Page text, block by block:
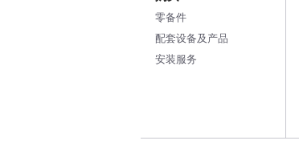
零备件
配套设备及产品
安装服务